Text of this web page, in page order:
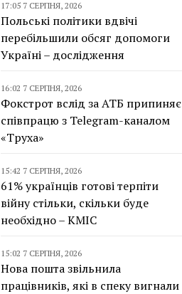
17:05 7 СЕРПНЯ, 2026
Польські політики вдвічі
перебільшили обсяг допомоги
Україні – дослідження
16:02 7 СЕРПНЯ, 2026
Фокстрот вслід за АТБ припиняє
співпрацю з Telegram-каналом
«Труха»
15:42 7 СЕРПНЯ, 2026
61% українців готові терпіти
війну стільки, скільки буде
необхідно – КМІС
15:02 7 СЕРПНЯ, 2026
Нова пошта звільнила
працівників, які в спеку вигнали